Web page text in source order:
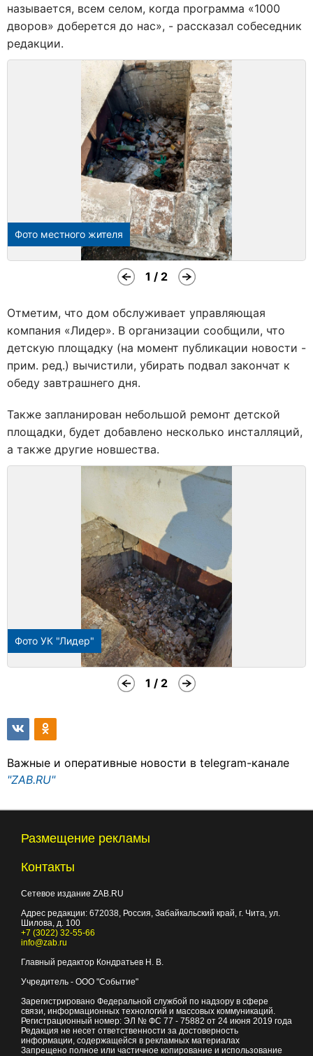
называется, всем селом, когда программа «1000
дворов» доберется до нас», - рассказал собеседник
редакции.
Фото местного жителя
1 / 2
Отметим, что дом обслуживает управляющая
компания «Лидер». В организации сообщили, что
детскую площадку (на момент публикации новости -
прим. ред.) вычистили, убирать подвал закончат к
обеду завтрашнего дня.
Также запланирован небольшой ремонт детской
площадки, будет добавлено несколько инсталляций,
а также другие новшества.
Фото УК "Лидер"
1 / 2
Важные и оперативные новости в telegram-канале
"ZAB.RU"
Размещение рекламы
Контакты
Сетевое издание ZAB.RU
Адрес редакции: 672038, Россия, Забайкальский край, г. Чита, ул.
Шилова, д. 100
+7 (3022) 32-55-66
info@zab.ru
Главный редактор Кондратьев Н. В.
Учредитель - ООО "Событие"
Зарегистрировано Федеральной службой по надзору в сфере
связи, информационных технологий и массовых коммуникаций.
Регистрационный номер: ЭЛ № ФС 77 - 75882 от 24 июня 2019 года
Редакция не несет ответственности за достоверность
информации, содержащейся в рекламных материалах
Запрещено полное или частичное копирование и использование